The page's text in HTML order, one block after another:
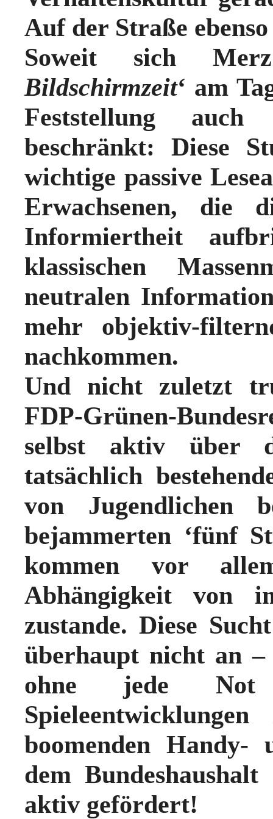
Auf der Straße
Soweit sich
Bildschirmzeit‘ am
Feststellung
beschränkt: Diese
wichtige passive
Erwachsenen, die
Informiertheit
klassischen
neutralen
mehr objektiv-
nachkommen.
Und nicht zuletzt
FDP-Grünen-
selbst aktiv über
tatsächlich
von
bejammerten ‘fünf
kommen vor
Abhängigkeit von
zustande. Diese
überhaupt nicht an
ohne jede
boomenden Handy-
dem
aktiv gefördert!